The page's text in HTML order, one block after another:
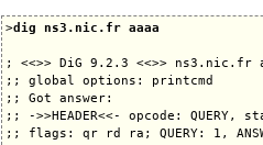
>dig ns3.nic.fr aaaa
; <<>> DiG 9.2.3 <<>> ns3.nic.fr
;; global options: printcmd
;; Got answer:
;; ->>HEADER<<- opcode: QUERY,
;; flags: qr rd ra; QUERY: 1,